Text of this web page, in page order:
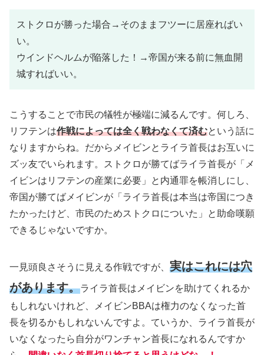
ストクロが勝った場合→そのままフツーに居座ればい
い。
ウインドヘルムが陥落した！→帝国が来る前に無血開
城すればいい。
こうすることで市民の犠牲が極端に減るんです。何しろ、
リフテンは作戦によっては全く戦わなくて済むという話に
なりますからね。だからメイビンとライラ首長はお互いに
ズッ友でいられます。ストクロが勝てばライラ首長が「メ
イビンはリフテンの産業に必要」と内通罪を帳消しにし、
帝国が勝てばメイビンが「ライラ首長は本当は帝国につき
たかったけど、市民のためストクロについた」と助命嘆願
できるじゃないですか。
一見頭良さそうに見える作戦ですが、 実はこれには穴
があります。ライラ首長はメイビンを助けてくれるか
もしれないけれど、メイビンBBAは権力のなくなった首
長を切るかもしれないんですよ。ていうか、ライラ首長が
いなくなったら自分がワンチャン首長になれるんですか